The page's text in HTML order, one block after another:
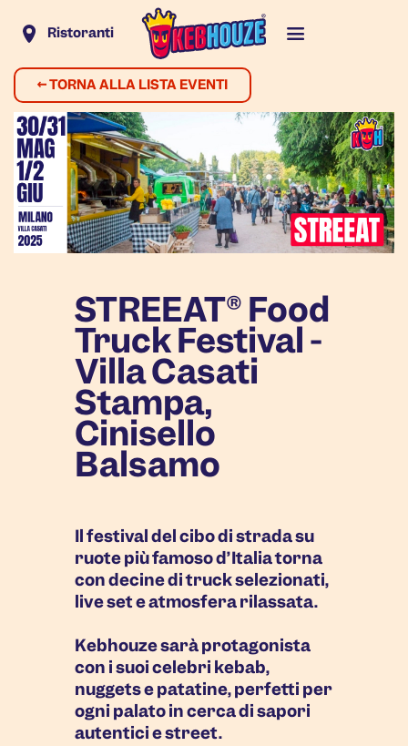
Ristoranti
←TORNA ALLA LISTA EVENTI
STREEAT® Food
Truck Festival -
Villa Casati
Stampa,
Cinisello
Balsamo
Il festival del cibo di strada su
ruote più famoso d’Italia torna
con decine di truck selezionati,
live set e atmosfera rilassata.
Kebhouze sarà protagonista
con i suoi celebri kebab,
nuggets e patatine, perfetti per
ogni palato in cerca di sapori
autentici e street.